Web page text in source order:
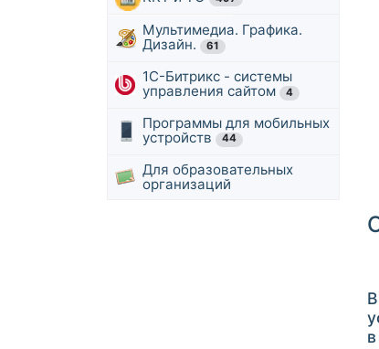
Мультимедиа. Графика.
Дизайн.
61
1С-Битрикс - системы
управления сайтом
4
Программы для мобильных
устройств
44
Для образовательных
организаций